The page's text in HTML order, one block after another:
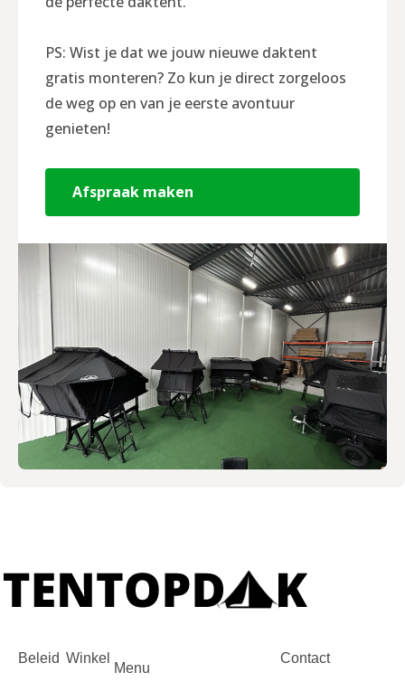
PS: Wist je dat we jouw nieuwe daktent
gratis monteren? Zo kun je direct zorgeloos
de weg op en van je eerste avontuur
genieten!
Afspraak maken
Beleid Winkel
Menu
Contact